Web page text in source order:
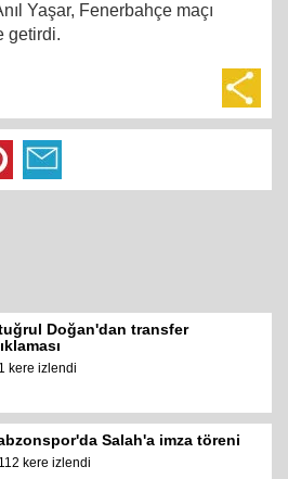
Yaşar, Fenerbahçe maçı
getirdi.
Doğan'dan transfer
kere izlendi
Salah'a imza töreni
kere izlendi